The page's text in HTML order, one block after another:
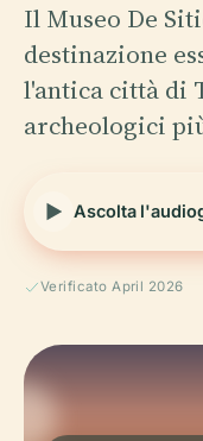
Il Museo De
destinazione
l'antica città di
archeologici
Ascolta
Verificato April 2026